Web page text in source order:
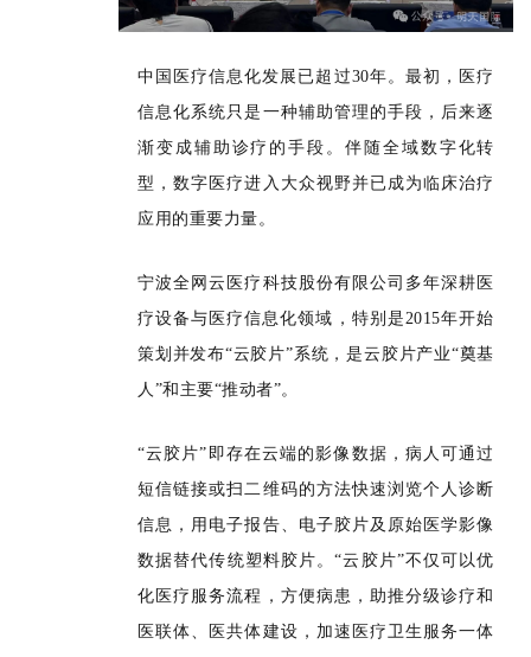
中国医疗信息化发展已超过30年。最初，医疗
信息化系统只是一种辅助管理的手段，后来逐
渐变成辅助诊疗的手段。伴随全域数字化转
型，数字医疗进入大众视野并已成为临床治疗
应用的重要力量。
宁波全网云医疗科技股份有限公司多年深耕医
疗设备与医疗信息化领域，特别是2015年开始
策划并发布“云胶片”系统，是云胶片产业“奠基
人”和主要“推动者”。
“云胶片”即存在云端的影像数据，病人可通过
短信链接或扫二维码的方法快速浏览个人诊断
信息，用电子报告、电子胶片及原始医学影像
数据替代传统塑料胶片。“云胶片”不仅可以优
化医疗服务流程，方便病患，助推分级诊疗和
医联体、医共体建设，加速医疗卫生服务一体